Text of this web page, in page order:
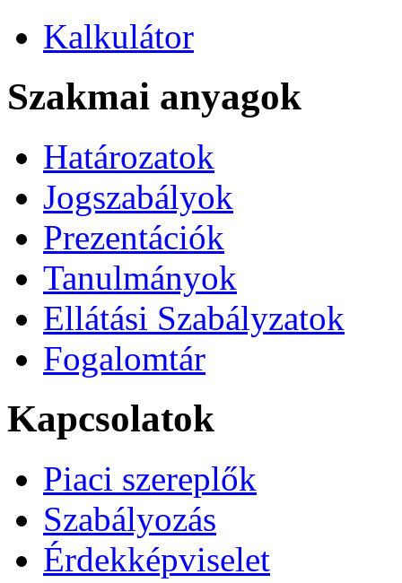
Kalkulátor
Szakmai anyagok
Határozatok
Jogszabályok
Prezentációk
Tanulmányok
Ellátási Szabályzatok
Fogalomtár
Kapcsolatok
Piaci szereplők
Szabályozás
Érdekképviselet